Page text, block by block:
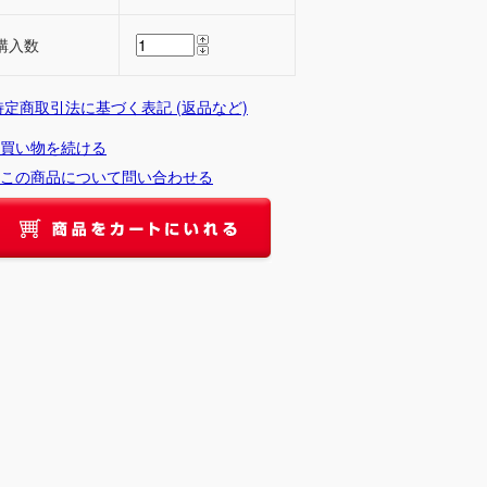
入数
定商取引法に基づく表記 (返品など)
買い物を続ける
この商品について問い合わせる